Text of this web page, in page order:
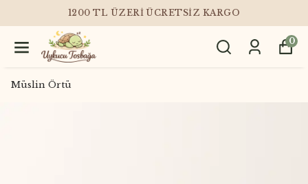
1200 TL ÜZERI ÜCRETSIZ KARGO
0
Müslin Örtü